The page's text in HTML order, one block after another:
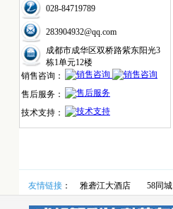
028-84719789
283904932@qq.com
成都市成华区双桥路紫东阳光3
栋1单元12楼
销售咨询：
售后服务：
技术支持：
友情链接 ： 雅砻江大酒店 58同城